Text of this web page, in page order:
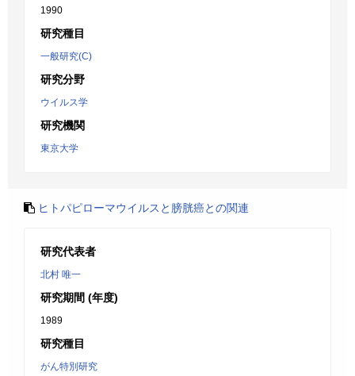
1990
研究種目
一般研究(C)
研究分野
ウイルス学
研究機関
東京大学
ヒトパピローマウイルスと膀胱癌との関連
研究代表者
北村 唯一
研究期間 (年度)
1989
研究種目
がん特別研究